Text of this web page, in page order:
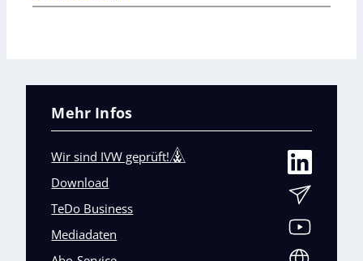
Mehr Infos
Wir sind IVW geprüft!
Download
TeDo Business
Mediadaten